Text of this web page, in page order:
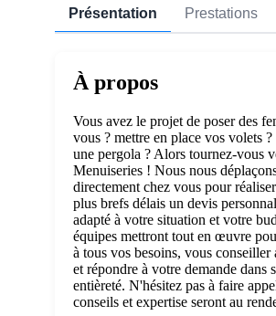
Présentation Prestations
À propos
Vous avez le projet de poser des
vous ? mettre en place vos volets
une pergola ? Alors tournez-vous
Menuiseries ! Nous nous
directement chez vous pour
plus brefs délais un devis
adapté à votre situation et votre
équipes mettront tout en œuvre
à tous vos besoins, vous conseiller
et répondre à votre demande dans
entièreté. N'hésitez pas à faire
conseils et expertise seront au